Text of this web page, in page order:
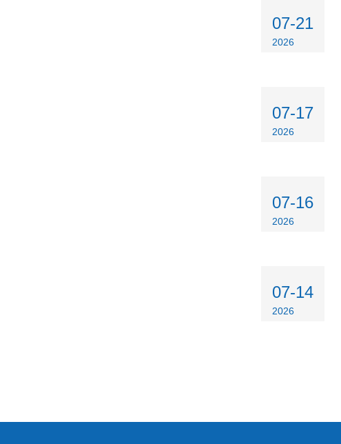
07-21
2026
07-17
2026
07-16
2026
07-14
2026